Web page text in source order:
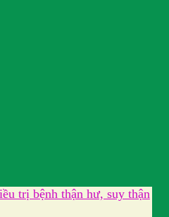
trị bệnh thận hư, suy thận